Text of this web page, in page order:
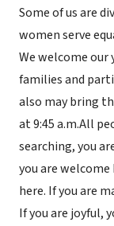
Some of us are
women serve
We welcome
families and
also may bring
at 9:45 a.m.All
searching, you
you are
here. If you are
If you are joyful,